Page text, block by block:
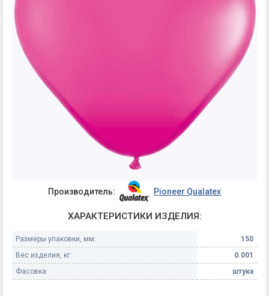
Производитель: Pioneer Qualatex
ХАРАКТЕРИСТИКИ ИЗДЕЛИЯ:
Размеры упаковки, мм:
150
Вес изделия, кг:
0.001
Фасовка:
штука